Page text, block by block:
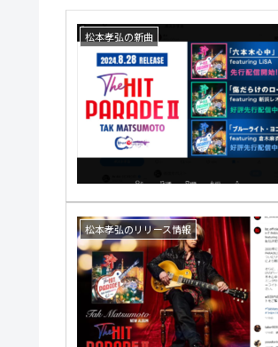
松本孝弘の新曲
松本孝弘のリリース情報